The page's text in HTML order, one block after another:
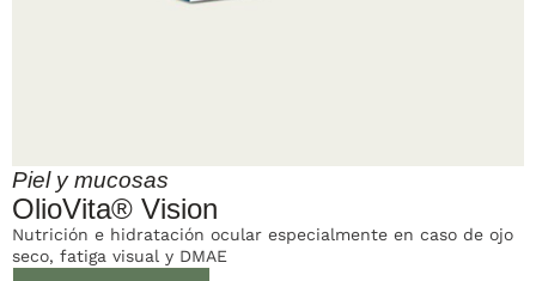
Piel y mucosas
OlioVita® Vision
Nutrición e hidratación ocular especialmente en caso de ojo
seco, fatiga visual y DMAE